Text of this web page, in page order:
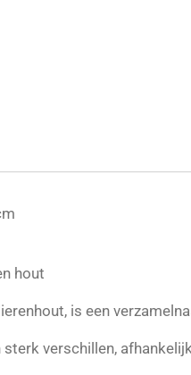
hout
is een
verschillen,